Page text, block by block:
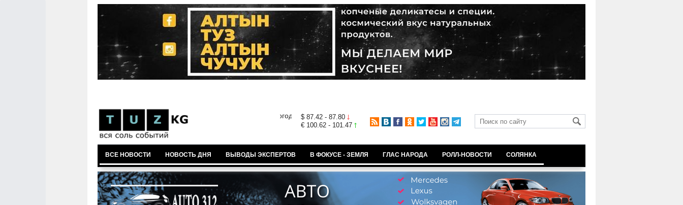
$ 87.42 - 87.80
€ 100.62 - 101.47
ВСЕ НОВОСТИ НОВОСТЬ ДНЯ ВЫВОДЫ ЭКСПЕРТОВ В ФОКУСЕ - ЗЕМЛЯ ГЛАС НАРОДА РОЛЛ-НОВОСТИ СОЛЯНКА